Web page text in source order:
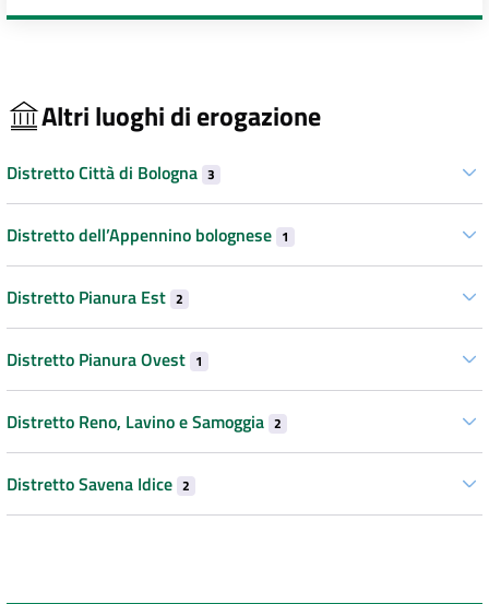
Altri luoghi di erogazione
Distretto Città di Bologna 3
Distretto dell’Appennino bolognese 1
Distretto Pianura Est 2
Distretto Pianura Ovest 1
Distretto Reno, Lavino e Samoggia 2
Distretto Savena Idice 2